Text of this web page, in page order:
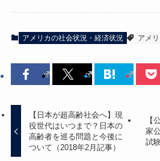
アメリカの社会状況・経済状況 アメリ
【日本が超高齢社会へ】現
役世代はいつまで？日本の
高齢者を巡る問題と今後に
ついて（2018年2月記事）
【
家
試